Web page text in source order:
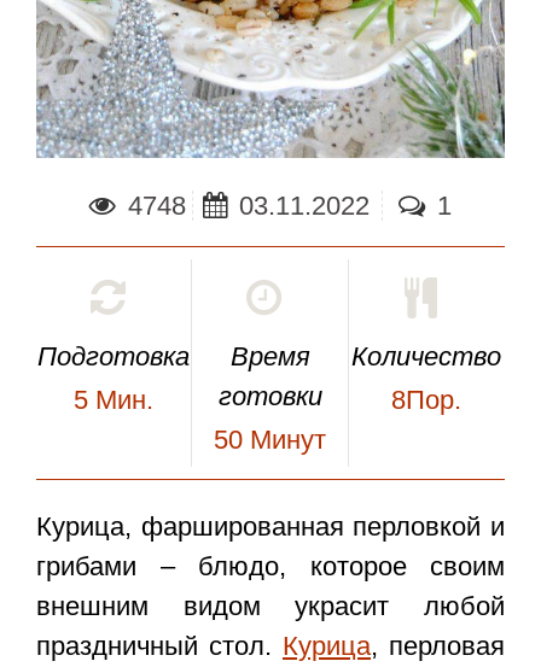
4748 03.11.2022 1
Подготовка
5 Мин.
Время
готовки
50 Минут
Количество
8Пор.
Курица, фаршированная перловкой и
грибами – блюдо, которое своим
внешним видом украсит любой
праздничный стол. Курица, перловая